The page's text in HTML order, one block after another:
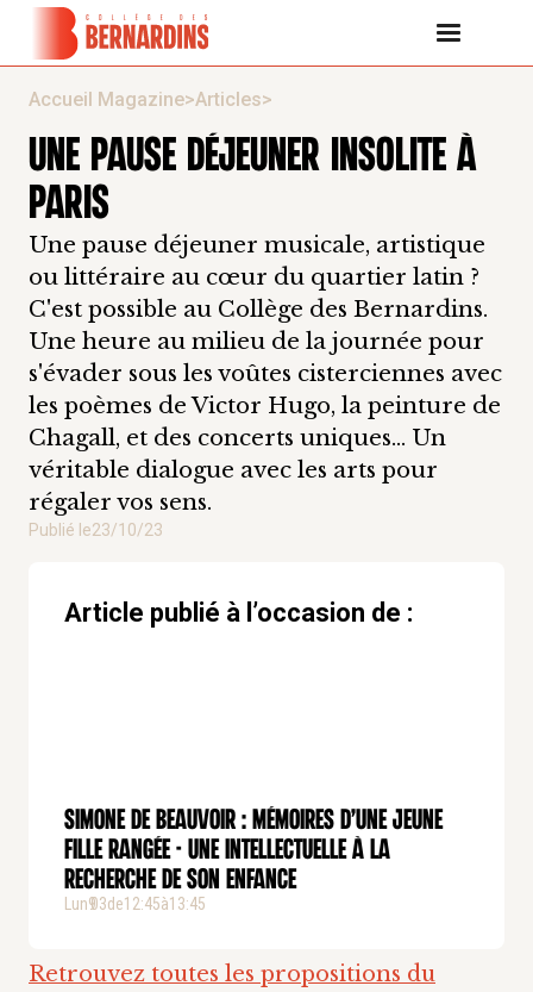
Accueil Magazine>Articles>
UNE PAUSE DÉJEUNER INSOLITE À
PARIS
Une pause déjeuner musicale, artistique
ou littéraire au cœur du quartier latin ?
C'est possible au Collège des Bernardins.
Une heure au milieu de la journée pour
s'évader sous les voûtes cisterciennes avec
les poèmes de Victor Hugo, la peinture de
Chagall, et des concerts uniques... Un
véritable dialogue avec les arts pour
régaler vos sens.
Publié le23/10/23
Article publié à l’occasion de :
Simone de BEAUVOIR : Mémoires d’une jeune
fille rangée - Une intellectuelle à la
recherche de son enfance
Lun9.
03de12:45à13:45
Retrouvez toutes les propositions du